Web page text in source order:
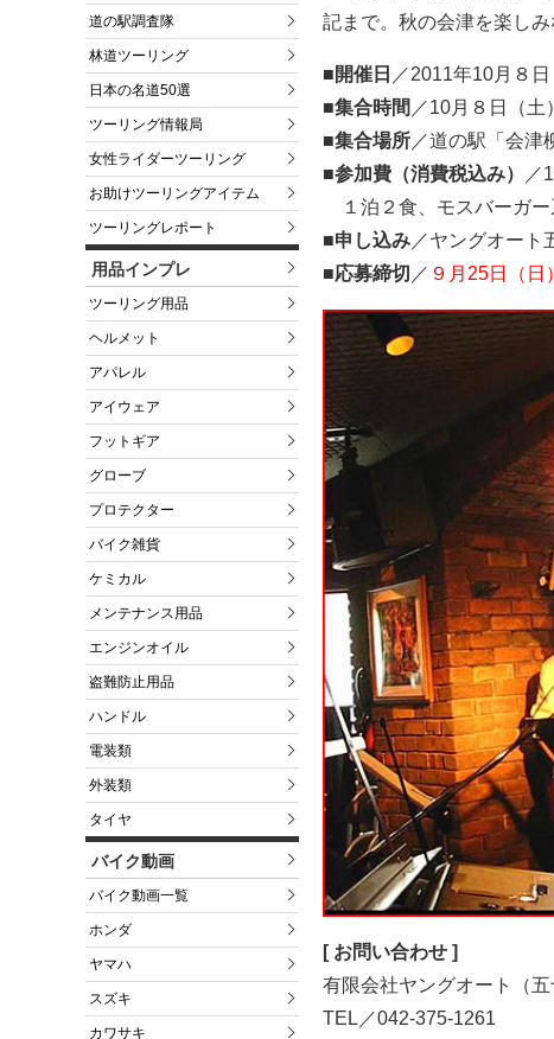
道の駅調査隊
林道ツーリング
日本の名道50選
ツーリング情報局
女性ライダーツーリング
お助けツーリングアイテム
ツーリングレポート
用品インプレ
ツーリング用品
ヘルメット
アパレル
アイウェア
フットギア
グローブ
プロテクター
バイク雑貨
ケミカル
メンテナンス用品
エンジンオイル
盗難防止用品
ハンドル
電装類
外装類
タイヤ
バイク動画
バイク動画一覧
ホンダ
ヤマハ
スズキ
カワサキ
記まで。秋の会津を楽し
■開催日 ／2011年10月８
■集合時間 ／10月８日（土
■集合場所 ／道の駅「会津
■参加費（消費税込み）
／
１泊２食、モスバーガー
■申し込み ／ヤングオート
■応募締切 ／ ９月25日（日
[ お問い合わせ ]
有限会社ヤングオート（五
TEL／042-375-1261